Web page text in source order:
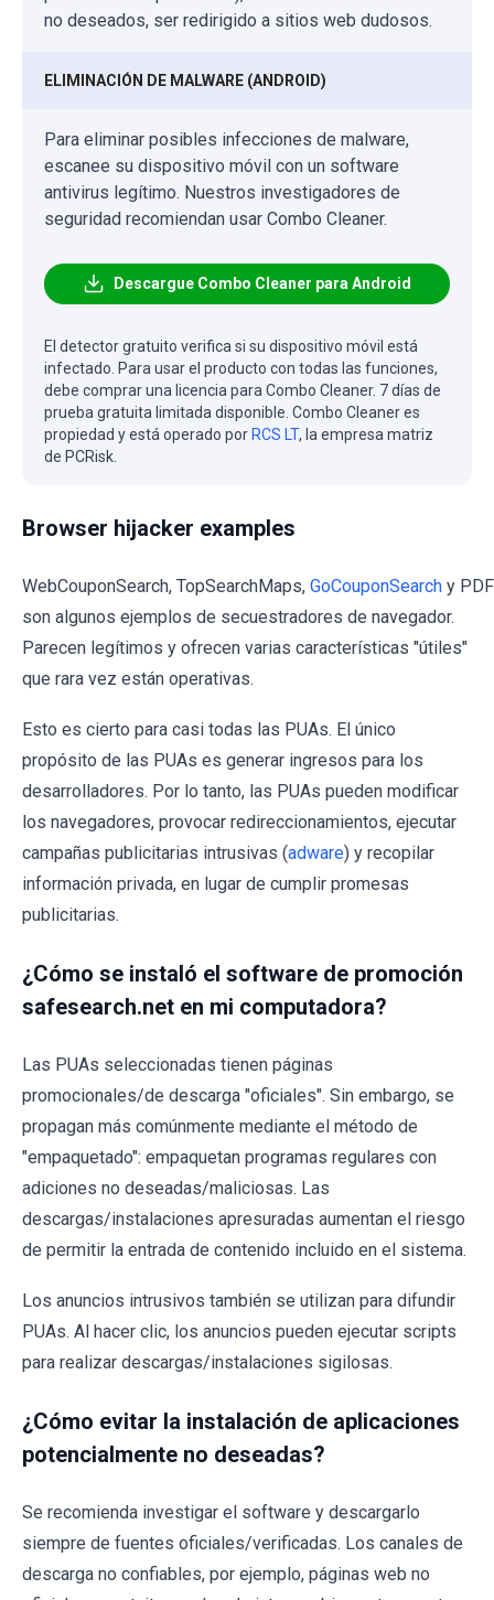
no deseados, ser redirigido a sitios web dudosos.
ELIMINACIÓN DE MALWARE (ANDROID)
Para eliminar posibles infecciones de malware,
escanee su dispositivo móvil con un software
antivirus legítimo. Nuestros investigadores de
seguridad recomiendan usar Combo Cleaner.
Descargue Combo Cleaner para Android
El detector gratuito verifica si su dispositivo móvil está
infectado. Para usar el producto con todas las funciones,
debe comprar una licencia para Combo Cleaner. 7 días de
prueba gratuita limitada disponible. Combo Cleaner es
propiedad y está operado por RCS LT, la empresa matriz
de PCRisk.
Browser hijacker examples
WebCouponSearch, TopSearchMaps, GoCouponSearch y
son algunos ejemplos de secuestradores de navegador.
Parecen legítimos y ofrecen varias características "útiles"
que rara vez están operativas.
Esto es cierto para casi todas las PUAs. El único
propósito de las PUAs es generar ingresos para los
desarrolladores. Por lo tanto, las PUAs pueden modificar
los navegadores, provocar redireccionamientos, ejecutar
campañas publicitarias intrusivas (adware) y recopilar
información privada, en lugar de cumplir promesas
publicitarias.
¿Cómo se instaló el software de promoción
safesearch.net en mi computadora?
Las PUAs seleccionadas tienen páginas
promocionales/de descarga "oficiales". Sin embargo, se
propagan más comúnmente mediante el método de
"empaquetado": empaquetan programas regulares con
adiciones no deseadas/maliciosas. Las
descargas/instalaciones apresuradas aumentan el riesgo
de permitir la entrada de contenido incluido en el sistema.
Los anuncios intrusivos también se utilizan para difundir
PUAs. Al hacer clic, los anuncios pueden ejecutar scripts
para realizar descargas/instalaciones sigilosas.
¿Cómo evitar la instalación de aplicaciones
potencialmente no deseadas?
Se recomienda investigar el software y descargarlo
siempre de fuentes oficiales/verificadas. Los canales de
descarga no confiables, por ejemplo, páginas web no